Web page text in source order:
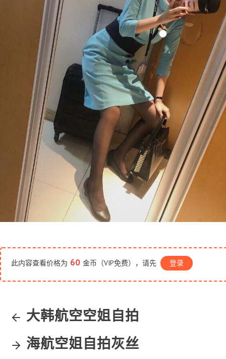
此内容查看价格为 60 金币（VIP免费），请先 登录
大韩航空空姐自拍
海航空姐自拍灰丝